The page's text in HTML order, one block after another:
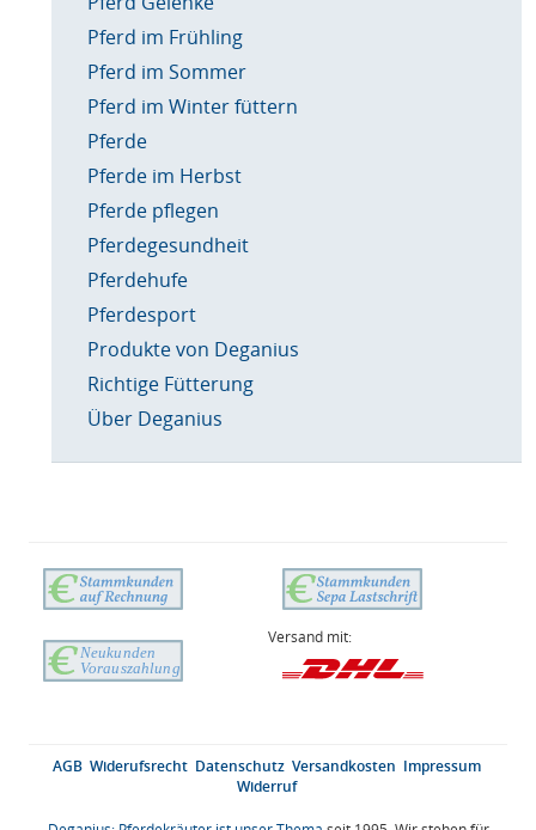
Pferd im Frühling
Pferd im Sommer
Pferd im Winter füttern
Pferde
Pferde im Herbst
Pferde pflegen
Pferdegesundheit
Pferdehufe
Pferdesport
Produkte von Deganius
Richtige Fütterung
Über Deganius
Versand mit:
AGB Widerufsrecht Datenschutz Versandkosten Impressum
Widerruf